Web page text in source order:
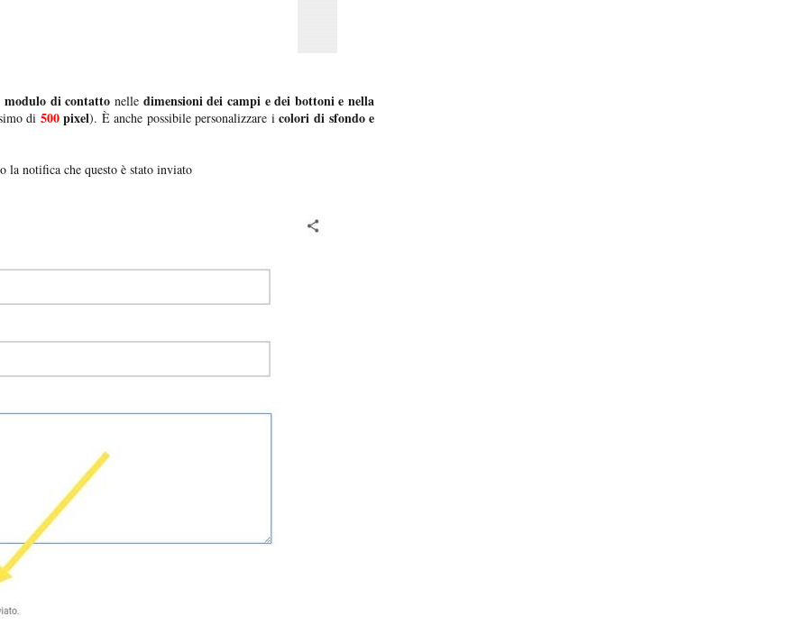
modulo di contatto nelle dimensioni dei campi e dei bottoni e nella
di 500pixel). È anche possibile personalizzare icolori di sfondo e
la notifica che questo è stato inviato